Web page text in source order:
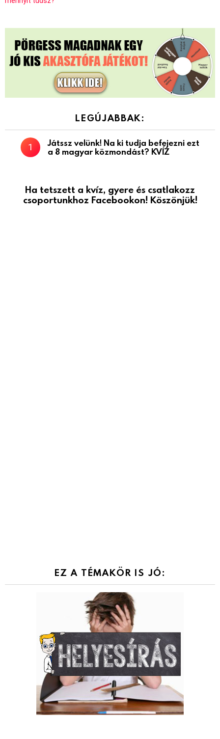
LEGÚJABBAK:
Játssz velünk! Na ki tudja befejezni ezt
a 8 magyar közmondást? KVÍZ
Ha tetszett a kvíz, gyere és csatlakozz
csoportunkhoz Facebookon! Köszönjük!
EZ A TÉMAKÖR IS JÓ: